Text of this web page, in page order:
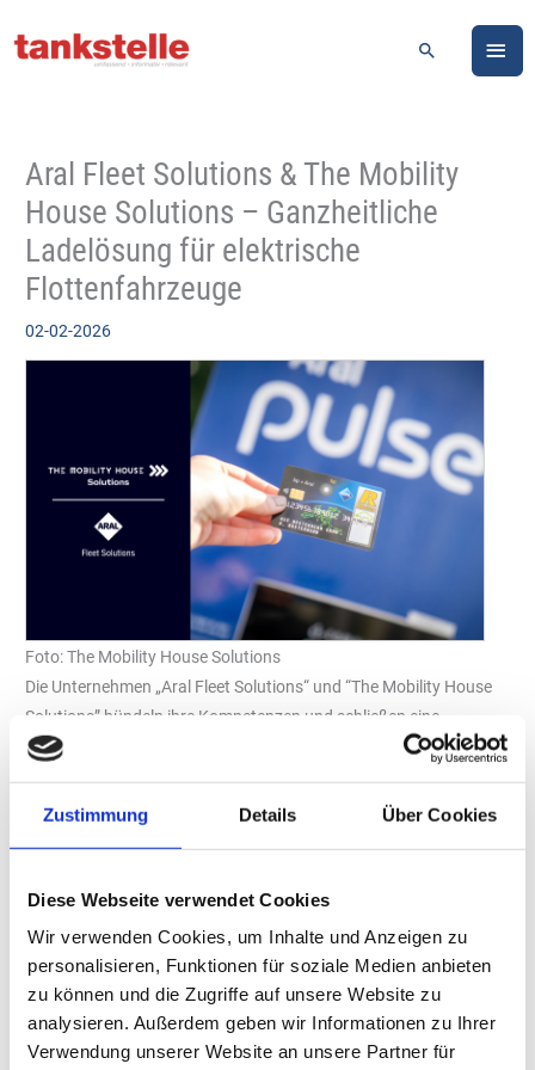
Zustimmung Details Über Cookies
Diese Webseite verwendet Cookies
Wir verwenden Cookies, um Inhalte und Anzeigen zu
personalisieren, Funktionen für soziale Medien anbieten
zu können und die Zugriffe auf unsere Website zu
analysieren. Außerdem geben wir Informationen zu Ihrer
Verwendung unserer Website an unsere Partner für
Inhalt
Suchen
Aral Fleet Solutions & The Mobility
House Solutions – Ganzheitliche
Ladelösung für elektrische
Flottenfahrzeuge
02-02-2026
Foto: The Mobility House Solutions
Die Unternehmen „Aral Fleet Solutions“ und “The Mobility House
Solutions” bündeln ihre Kompetenzen und schließen eine
Partnerschaft, die ihren beiden Kunden in Deutschland eine
einer Hand bieten soll.
Ein integriertes System „aus einer Hand“
den Betrieb der Ladeinfrastruktur, Service und Abrechnung vor
Ladevorgängen am Standort. Die „Aral Fleet Solutions“ bietet eine
einfache Abrechnung beim öffentlichen Laden und beim
Daheimladen über die „Aral Fuel & Charge“-Karte sowie andere
fahrzeugnahe Services bietet. Die knapp 4.000 bereits
bestehenden Ladestationen von „Aral“-Kunden aus vorherigen